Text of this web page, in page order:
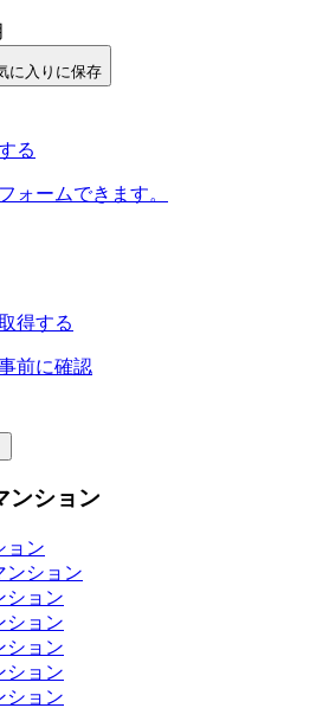
に入りに保存
る
ォームできます。
得する
前に確認
ンション
ョン
ンション
ション
ション
ション
ション
ション